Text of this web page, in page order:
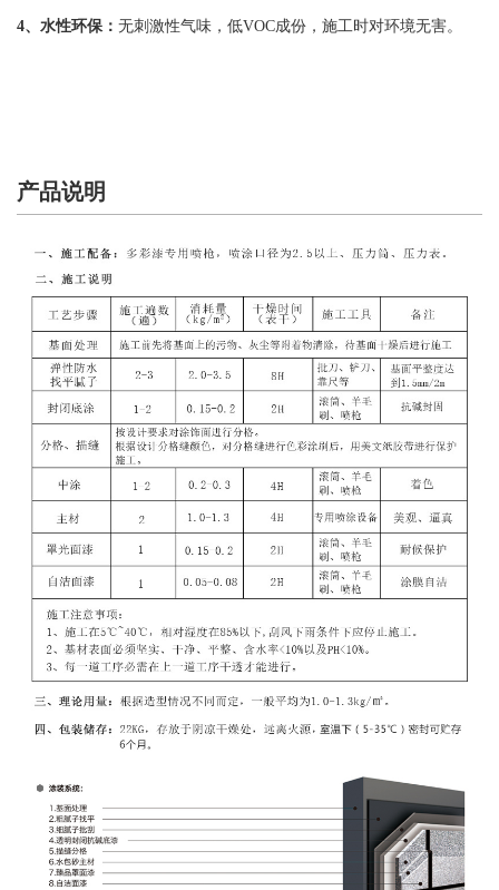
4、水性环保： 无刺激性气味，低VOC成份，施工时对环境无害。
产品说明